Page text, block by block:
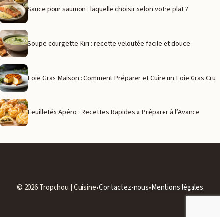
Sauce pour saumon : laquelle choisir selon votre plat ?
Soupe courgette Kiri : recette veloutée facile et douce
Foie Gras Maison : Comment Préparer et Cuire un Foie Gras Cru
Feuilletés Apéro : Recettes Rapides à Préparer à l’Avance
© 2026 Tropchou | Cuisine•Contactez-nous•Mentions légales